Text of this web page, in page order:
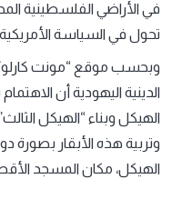
في الأراضي الفلسطينية
تحول في السياسة
وبحسب موقع “مونت
الدينية اليهودية أن
الهيكل وبناء “الهيكل
وتربية هذه الأبقار بصورة
الهيكل، مكان المسجد